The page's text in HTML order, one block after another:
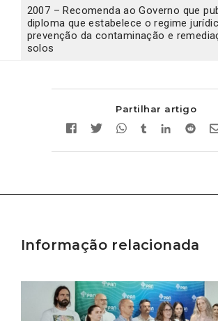
2007 – Recomenda ao Governo que
diploma que estabelece o regime
prevenção da contaminação e
solos
Partilhar artigo
Informação relacionada